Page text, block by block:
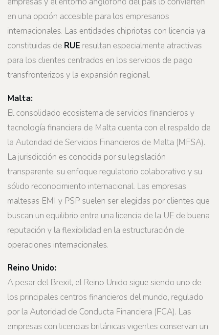
en una opción accesible para los empresarios
internacionales. Las entidades chipriotas con licencia ya
constituidas de RUE resultan especialmente atractivas
para los clientes centrados en los servicios de pago
transfronterizos y la expansión regional.
Malta:
El consolidado ecosistema de servicios financieros y
tecnología financiera de Malta cuenta con el respaldo de
la Autoridad de Servicios Financieros de Malta (MFSA).
La jurisdicción es conocida por su legislación
transparente, su enfoque regulatorio colaborativo y su
sólido reconocimiento internacional. Las empresas
maltesas EMI y PSP suelen ser elegidas por clientes que
buscan un equilibrio entre una licencia de la UE de buena
reputación y la flexibilidad en la estructuración de
operaciones internacionales.
Reino Unido:
A pesar del Brexit, el Reino Unido sigue siendo uno de
los principales centros financieros del mundo, regulado
por la Autoridad de Conducta Financiera (FCA). Las
empresas con licencias británicas vigentes conservan un